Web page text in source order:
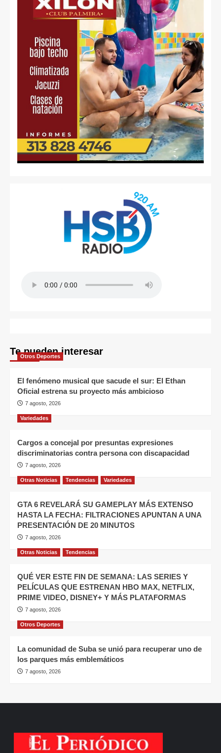
Te pueden interesar
Otros Deportes
El fenómeno musical que sacude el sur: El Ethan
Oficial estrena su proyecto más ambicioso
7 agosto, 2026
Variedades
Cargos a concejal por presuntas expresiones
discriminatorias contra persona con discapacidad
7 agosto, 2026
Otras Noticias Tendencias Variedades
GTA 6 REVELARÁ SU GAMEPLAY MÁS EXTENSO
HASTA LA FECHA: FILTRACIONES APUNTAN A UNA
PRESENTACIÓN DE 20 MINUTOS
7 agosto, 2026
Otras Noticias Tendencias
QUÉ VER ESTE FIN DE SEMANA: LAS SERIES Y
PELÍCULAS QUE ESTRENAN HBO MAX, NETFLIX,
PRIME VIDEO, DISNEY+ Y MÁS PLATAFORMAS
7 agosto, 2026
Otros Deportes
La comunidad de Suba se unió para recuperar uno de
los parques más emblemáticos
7 agosto, 2026